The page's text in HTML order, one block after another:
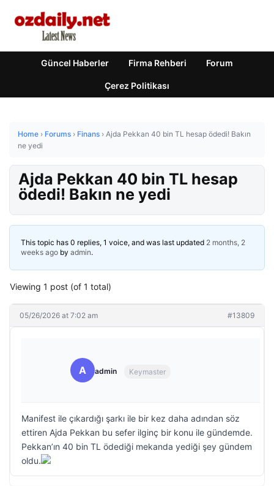
Güncel Haberler Firma Rehberi Forum
Çerez Politikası
Home › Forums › Finans › Ajda Pekkan 40 bin TL hesap ödedi! Bakın
ne yedi
Ajda Pekkan 40 bin TL hesap
ödedi! Bakın ne yedi
This topic has 0 replies, 1 voice, and was last updated 2 months, 2
weeks ago by admin.
Viewing 1 post (of 1 total)
05/26/2026 at 7:02 am #13809
A admin Keymaster
Manifest ile çıkardığı şarkı ile bir kez daha adından söz
ettiren Ajda Pekkan bu sefer ilginç bir konu ile gündemde.
Pekkan’ın 40 bin TL ödediği mekanda yediği şey gündem
oldu.